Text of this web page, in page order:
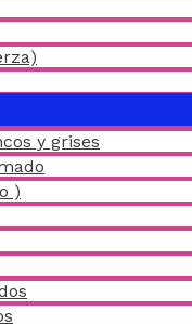
y grises
)